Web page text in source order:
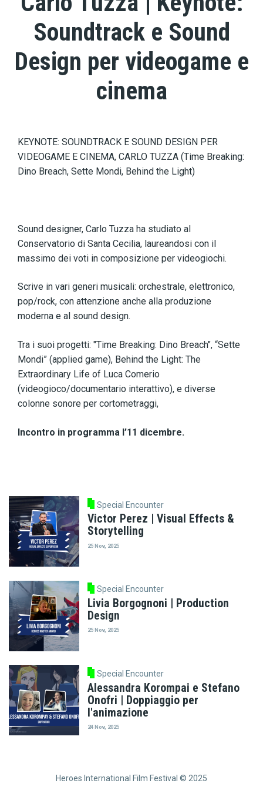
Soundtrack e Sound
Design per videogame e
cinema
KEYNOTE: SOUNDTRACK E SOUND DESIGN PER
VIDEOGAME E CINEMA, CARLO TUZZA (Time Breaking:
Dino Breach, Sette Mondi, Behind the Light)
Sound designer, Carlo Tuzza ha studiato al
Conservatorio di Santa Cecilia, laureandosi con il
massimo dei voti in composizione per videogiochi.
Scrive in vari generi musicali: orchestrale, elettronico,
pop/rock, con attenzione anche alla produzione
moderna e al sound design.
Tra i suoi progetti: "Time Breaking: Dino Breach", “Sette
Mondi” (applied game), Behind the Light: The
Extraordinary Life of Luca Comerio
(videogioco/documentario interattivo), e diverse
colonne sonore per cortometraggi,
Incontro in programma l’11 dicembre.
Special Encounter
Victor Perez | Visual Effects &
Storytelling
25 Nov, 2025
Special Encounter
Livia Borgognoni | Production
Design
25 Nov, 2025
Special Encounter
Alessandra Korompai e Stefano
Onofri | Doppiaggio per
l'animazione
24 Nov, 2025
Heroes International Film Festival © 2025